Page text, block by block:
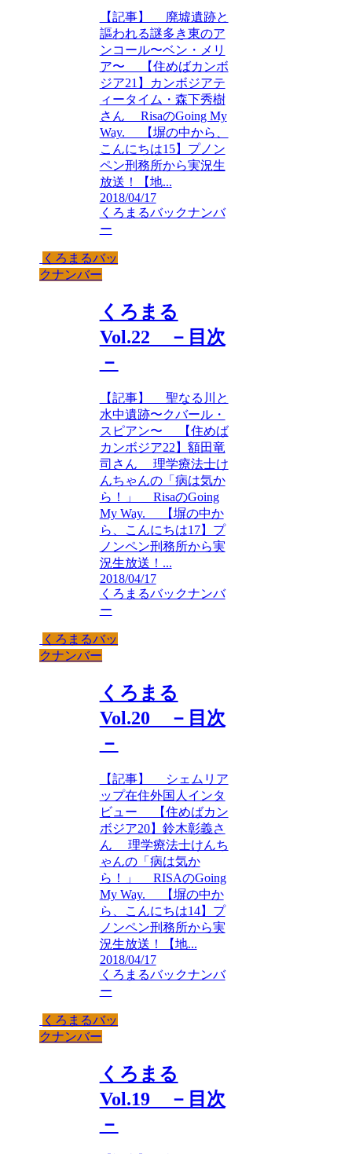
【記事】 廃墟遺跡と
謳われる謎多き東のア
ンコール〜ベン・メリ
ア〜 【住めばカンボ
ジア21】カンボジアテ
ィータイム・森下秀樹
さん RisaのGoing My
Way. 【塀の中から、
こんにちは15】プノン
ペン刑務所から実況生
放送！【地...
2018/04/17
くろまるバックナンバ
ー
くろまるバッ
クナンバー
くろまる
Vol.22 －目次
－
【記事】 聖なる川と
水中遺跡〜クバール・
スピアン〜 【住めば
カンボジア22】額田竜
司さん 理学療法士け
んちゃんの「病は気か
ら！」 RisaのGoing
My Way. 【塀の中か
ら、こんにちは17】プ
ノンペン刑務所から実
況生放送！...
2018/04/17
くろまるバックナンバ
ー
くろまるバッ
クナンバー
くろまる
Vol.20 －目次
－
【記事】 シェムリア
ップ在住外国人インタ
ビュー 【住めばカン
ボジア20】鈴木彰義さ
ん 理学療法士けんち
ゃんの「病は気か
ら！」 RISAのGoing
My Way. 【塀の中か
ら、こんにちは14】プ
ノンペン刑務所から実
況生放送！【地...
2018/04/17
くろまるバックナンバ
ー
くろまるバッ
クナンバー
くろまる
Vol.19 －目次
－